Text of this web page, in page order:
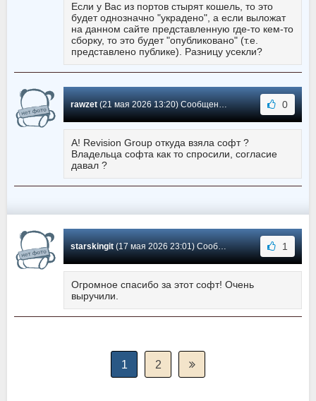
Если у Вас из портов стырят кошель, то это
будет однозначно "украдено", а если выложат
на данном сайте представленную где-то кем-то
сборку, то это будет "опубликовано" (т.е.
представлено публике). Разницу усекли?
rawzet(21 мая 2026 13:20) Сообщение #8 0
А! Revision Group откуда взяла софт ?
Владельца софта как то спросили, согласие
давал ?
starskingit(17 мая 2026 23:01) Сообщение #7 1
Огромное спасибо за этот софт! Очень
выручили.
1 2